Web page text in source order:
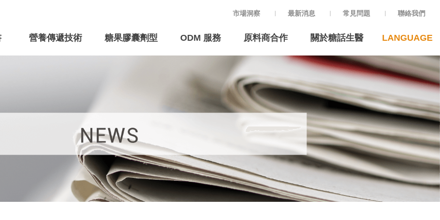
市場洞察 最新消息 常見問題 聯絡我們
營養傳遞技術 糖果膠囊劑型 ODM 服務 原料商合作 關於糖話生醫 LANGUAGE